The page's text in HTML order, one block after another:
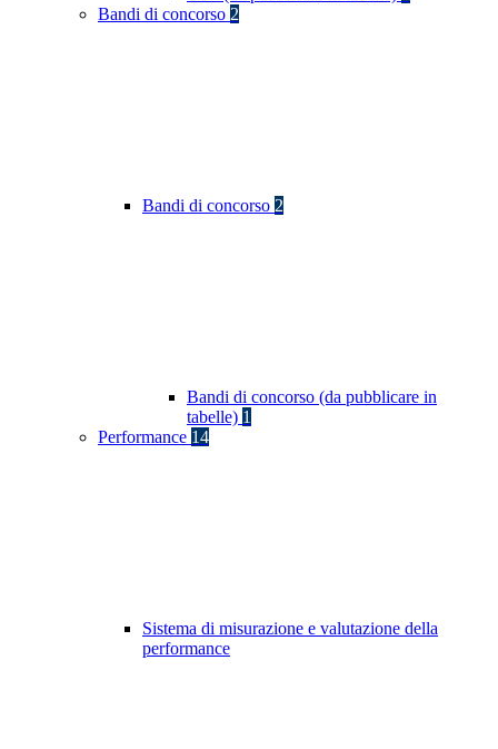
Bandi di concorso 2
Bandi di concorso 2
Bandi di concorso (da pubblicare in
tabelle) 1
Performance 14
Sistema di misurazione e valutazione della
performance